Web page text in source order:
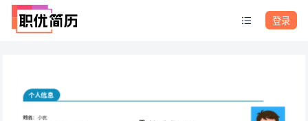
登录
个人信息
姓名：小优